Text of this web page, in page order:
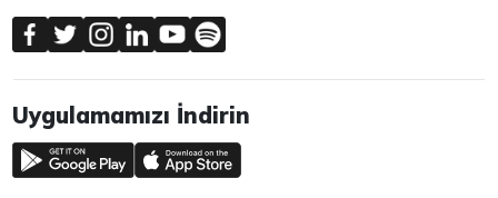
Uygulamamızı İndirin